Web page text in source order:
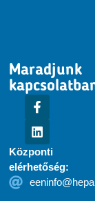
Maradjunk
Központi
elérhetőség: